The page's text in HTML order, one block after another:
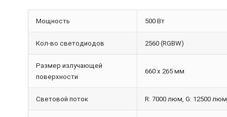
Мощность 500 Вт
Кол-во светодиодов 2560 (RGBW)
Размер излучающей
поверхности
660 x 265 мм
Световой поток R: 7000 люм, G: 12500